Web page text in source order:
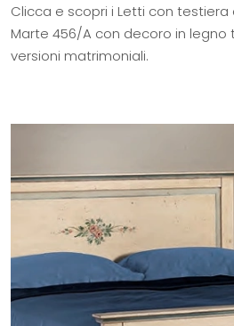
Clicca e scopri i Letti con testiera
Marte 456/A con decoro in
versioni matrimoniali.